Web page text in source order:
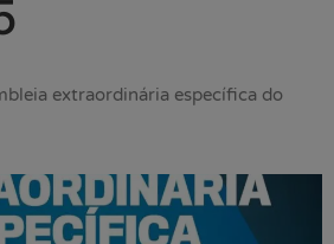
extraordinária específica do